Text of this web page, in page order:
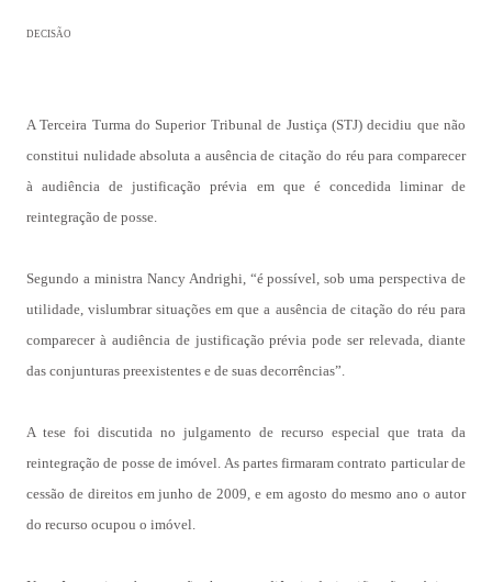
DECISÃO
A Terceira Turma do Superior Tribunal de Justiça (STJ) decidiu que não
constitui nulidade absoluta a ausência de citação do réu para comparecer
à audiência de justificação prévia em que é concedida liminar de
reintegração de posse.
Segundo a ministra Nancy Andrighi, “é possível, sob uma perspectiva de
utilidade, vislumbrar situações em que a ausência de citação do réu para
comparecer à audiência de justificação prévia pode ser relevada, diante
das conjunturas preexistentes e de suas decorrências”.
A tese foi discutida no julgamento de recurso especial que trata da
reintegração de posse de imóvel. As partes firmaram contrato particular de
cessão de direitos em junho de 2009, e em agosto do mesmo ano o autor
do recurso ocupou o imóvel.